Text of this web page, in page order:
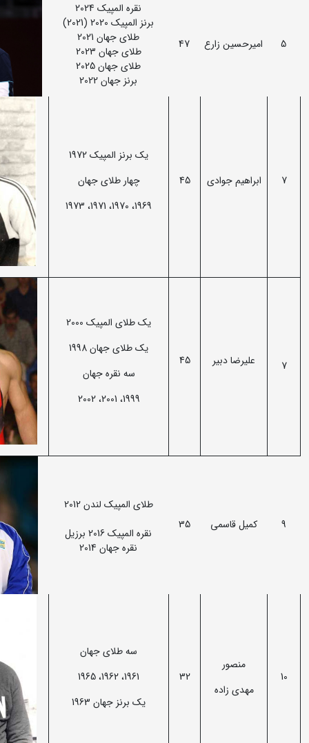
5 امیرحسین زارع 47
نقره المپیک 2024
برنز المپیک 2020 (2021)
طلای جهان 2021
طلای جهان 2023
طلای جهان 2025
برنز جهان 2022
7 ابراهیم جوادی 45
یک برنز المپیک 1972
چهار طلای جهان
1969، 1970، 1971، 1973
7 علیرضا دبیر 45
یک طلای المپیک 2000
یک طلای جهان 1998
سه نقره جهان
1999، 2001، 2002
9 کمیل قاسمی 35
طلای المپیک لندن 2012
نقره المپیک 2016 برزیل
نقره جهان 2014
10
منصور
مهدی زاده
32
سه طلای جهان
1961، 1962، 1965
یک برنز جهان 1963